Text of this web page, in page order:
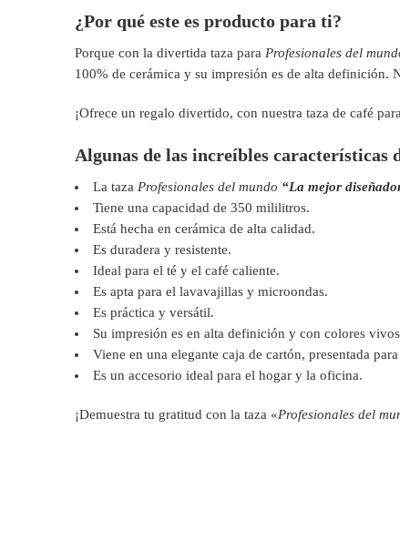
¿Por qué este es producto para ti?
Porque con la divertida taza para Profesionales del
100% de cerámica y su impresión es de alta definición.
¡Ofrece un regalo divertido, con nuestra taza de café
Algunas de las increíbles características
La taza Profesionales del mundo “La mejor
Tiene una capacidad de 350 mililitros.
Está hecha en cerámica de alta calidad.
Es duradera y resistente.
Ideal para el té y el café caliente.
Es apta para el lavavajillas y microondas.
Es práctica y versátil.
Su impresión es en alta definición y con colores
Viene en una elegante caja de cartón, presentada
Es un accesorio ideal para el hogar y la oficina.
¡Demuestra tu gratitud con la taza «Profesionales del